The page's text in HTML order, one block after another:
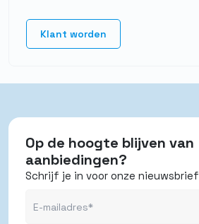
Klant worden
Op de hoogte blijven van
aanbiedingen?
Schrijf je in voor onze nieuwsbrief